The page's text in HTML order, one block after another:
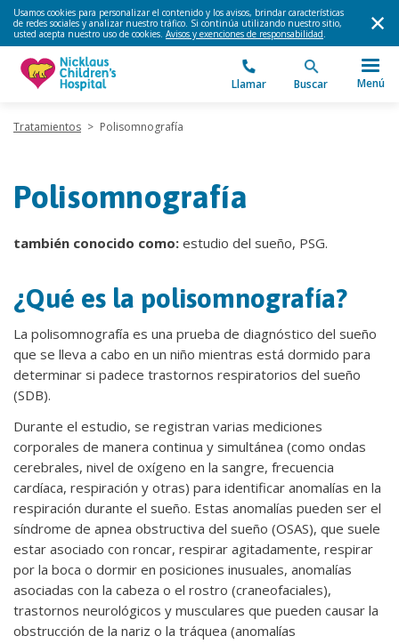
Usamos cookies para personalizar el contenido y los avisos, brindar características
de redes sociales y analizar nuestro tráfico. Si continúa utilizando nuestro sitio,
usted acepta nuestro uso de cookies. Avisos y exenciones de responsabilidad.
Llamar Buscar Menú
Tratamientos > Polisomnografía
Polisomnografía
también conocido como: estudio del sueño, PSG.
¿Qué es la polisomnografía?
La polisomnografía es una prueba de diagnóstico del sueño
que se lleva a cabo en un niño mientras está dormido para
determinar si padece trastornos respiratorios del sueño
(SDB).
Durante el estudio, se registran varias mediciones
corporales de manera continua y simultánea (como ondas
cerebrales, nivel de oxígeno en la sangre, frecuencia
cardíaca, respiración y otras) para identificar anomalías en la
respiración durante el sueño. Estas anomalías pueden ser el
síndrome de apnea obstructiva del sueño (OSAS), que suele
estar asociado con roncar, respirar agitadamente, respirar
por la boca o dormir en posiciones inusuales, anomalías
asociadas con la cabeza o el rostro (craneofaciales),
trastornos neurológicos y musculares que pueden causar la
obstrucción de la nariz o la tráquea (anomalías